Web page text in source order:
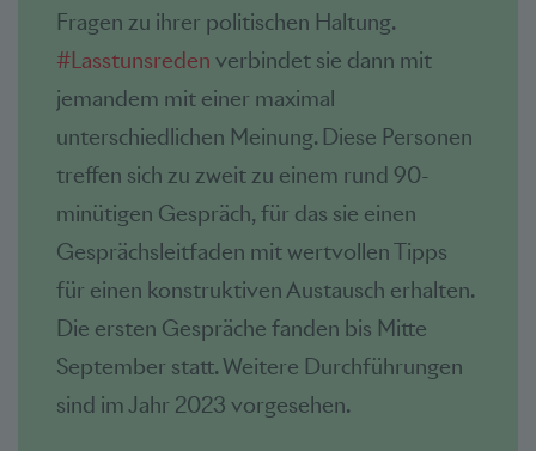
Fragen zu ihrer politischen Haltung.
#Lasstunsreden verbindet sie dann mit
jemandem mit einer maximal
unterschiedlichen Meinung. Diese Personen
treffen sich zu zweit zu einem rund 90-
minütigen Gespräch, für das sie einen
Gesprächsleitfaden mit wertvollen Tipps
für einen konstruktiven Austausch erhalten.
Die ersten Gespräche fanden bis Mitte
September statt. Weitere Durchführungen
sind im Jahr 2023 vorgesehen.